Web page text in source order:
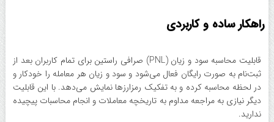
راهکار ساده و کاربردی
قابلیت محاسبه سود و زیان (PNL) صرافی راستین برای تمام کاربران بعد از
ثبت‌نام به صورت رایگان فعال می‌شود و سود و زیان هر معامله را خودکار و
در لحظه محاسبه کرده و به تفکیک رمزارزها نمایش می‌دهد. با این قابلیت
دیگر نیازی به مراجعه مداوم به تاریخچه معاملات و انجام محاسبات پیچیده
ندارید.